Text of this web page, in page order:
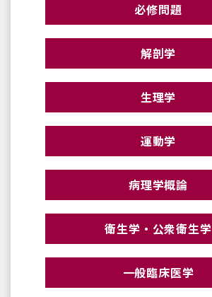
必修問題
解剖学
生理学
運動学
病理学概論
衛生学・公衆衛生学
一般臨床医学